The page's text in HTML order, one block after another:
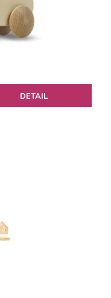
DETAIL